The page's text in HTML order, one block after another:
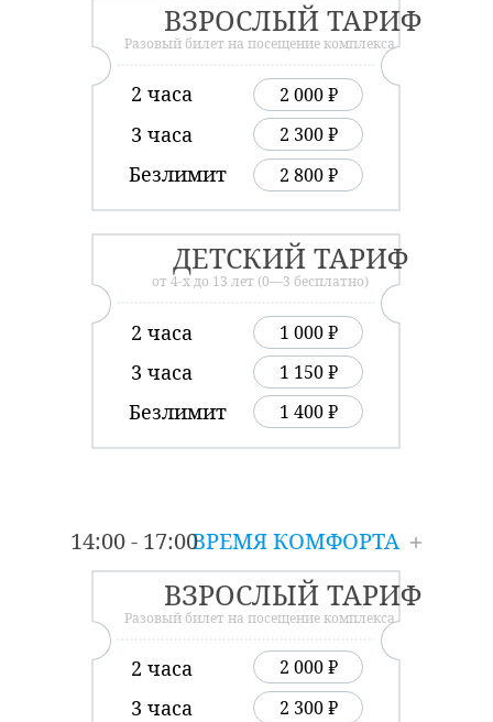
1 400 ₽
1 150 ₽
1 000 ₽
ДЕТСКИЙ ТАРИФ
Безлимит
3 часа
от 4-х до 13 лет (0—3 бесплатно)
2 часа
2 800 ₽
2 300 ₽
2 000 ₽
ВЗРОСЛЫЙ ТАРИФ
Безлимит
3 часа
Разовый билет на посещение комплекса
2 часа
ВРЕМЯ КОМФОРТА
14:00 - 17:00
2 300 ₽
2 000 ₽
ВЗРОСЛЫЙ ТАРИФ
3 часа
Разовый билет на посещение комплекса
2 часа